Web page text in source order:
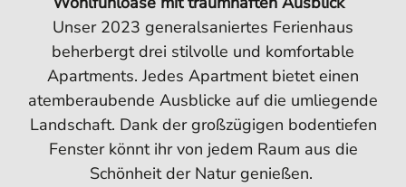
Unser 2023 generalsaniertes Ferienhaus
beherbergt drei stilvolle und komfortable
Apartments. Jedes Apartment bietet einen
atemberaubende Ausblicke auf die umliegende
Landschaft. Dank der großzügigen bodentiefen
Fenster könnt ihr von jedem Raum aus die
Schönheit der Natur genießen.